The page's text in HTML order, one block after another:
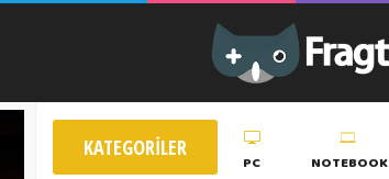
KATEGORILER
PC NOTEBOOK